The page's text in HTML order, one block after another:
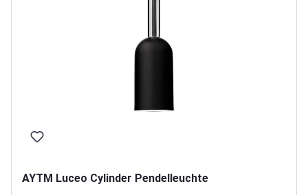
AYTM Luceo Cylinder Pendelleuchte